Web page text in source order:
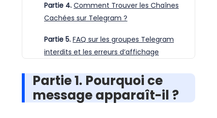
Partie 4. Comment Trouver les Chaînes
Cachées sur Telegram ?
Partie 5. FAQ sur les groupes Telegram
interdits et les erreurs d’affichage
Partie 1. Pourquoi ce
message apparaît-il ?